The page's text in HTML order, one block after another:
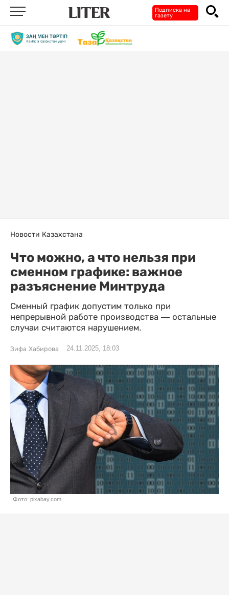
Подписка на
газету
Новости Казахстана
Что можно, а что нельзя при
сменном графике: важное
разъяснение Минтруда
Сменный график допустим только при
непрерывной работе производства — остальные
случаи считаются нарушением.
Зифа Хабирова 24.11.2025, 18:03
Фото: pixabay.com